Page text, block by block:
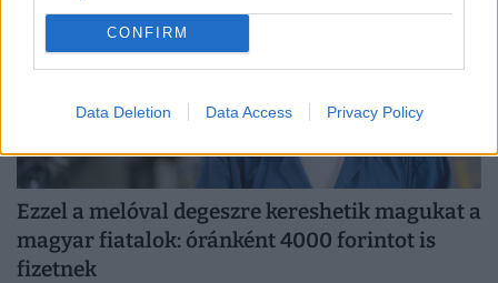
CONFIRM
Data Deletion Data Access Privacy Policy
Ezzel a melóval degeszre kereshetik magukat a
magyar fiatalok: óránként 4000 forintot is
fizetnek